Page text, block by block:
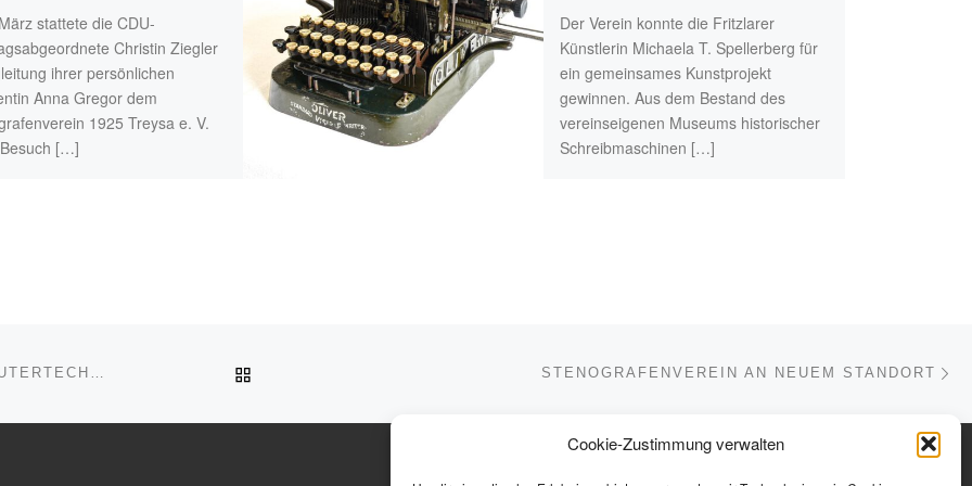
Cookie-Zustimmung verwalten
stattete die CDU-
Christin Ziegler
ihrer persönlichen
Anna Gregor dem
1925 Treysa e. V.
[…]
Der Verein konnte die Fritzlarer
Künstlerin Michaela T. Spellerberg für
ein gemeinsames Kunstprojekt
gewinnen. Aus dem Bestand des
vereinseigenen Museums historischer
Schreibmaschinen […]
STENOGRAFENVEREIN INVESTIERT IN NEUE COMPUTERTECHNIK STENOGRAFENVEREIN AN NEUEM STANDORT